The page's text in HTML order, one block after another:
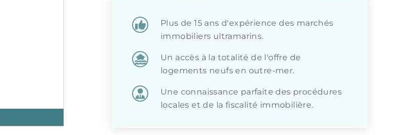
Plus de 15 ans d'expérience des marchés
immobiliers ultramarins.
Un accès à la totalité de l'offre de
logements neufs en outre-mer.
Une connaissance parfaite des procédures
locales et de la fiscalité immobilière.